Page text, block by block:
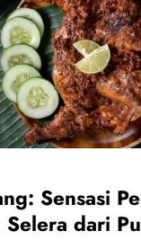
Sensasi
dari